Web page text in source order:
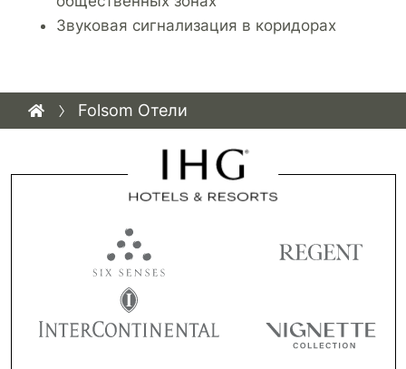
Звуковая сигнализация в коридорах
Folsom Отели